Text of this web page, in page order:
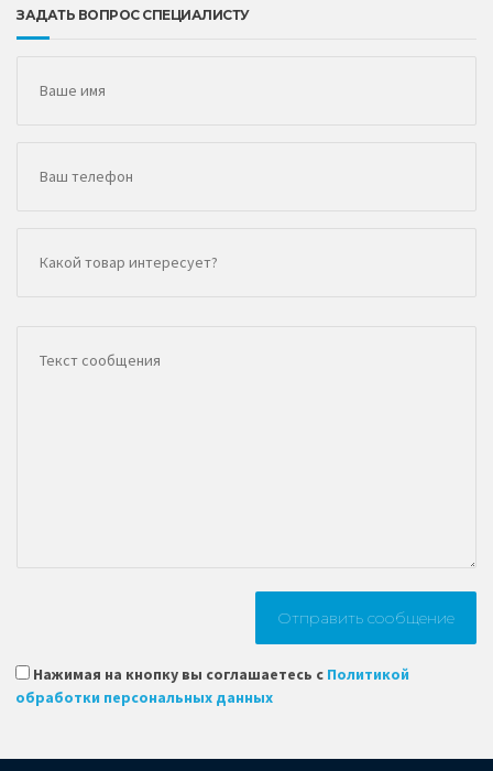
ЗАДАТЬ ВОПРОС СПЕЦИАЛИСТУ
Нажимая на кнопку вы соглашаетесь с Политикой
обработки персональных данных